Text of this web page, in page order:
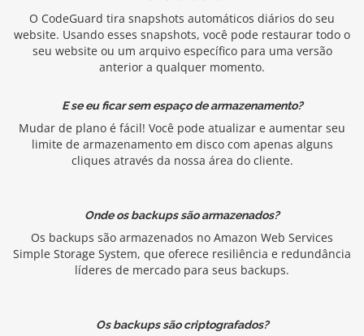
O CodeGuard tira snapshots automáticos diários do seu
website. Usando esses snapshots, você pode restaurar todo o
seu website ou um arquivo específico para uma versão
anterior a qualquer momento.
E se eu ficar sem espaço de armazenamento?
Mudar de plano é fácil! Você pode atualizar e aumentar seu
limite de armazenamento em disco com apenas alguns
cliques através da nossa área do cliente.
Onde os backups são armazenados?
Os backups são armazenados no Amazon Web Services
Simple Storage System, que oferece resiliência e redundância
líderes de mercado para seus backups.
Os backups são criptografados?